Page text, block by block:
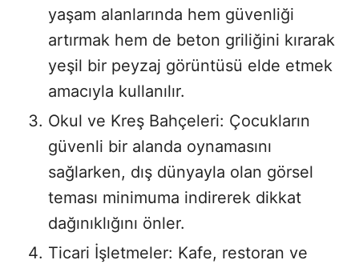
yaşam alanlarında hem güvenliği
artırmak hem de beton griliğini kırarak
yeşil bir peyzaj görüntüsü elde etmek
amacıyla kullanılır.
Okul ve Kreş Bahçeleri: Çocukların
güvenli bir alanda oynamasını
sağlarken, dış dünyayla olan görsel
teması minimuma indirerek dikkat
dağınıklığını önler.
Ticari İşletmeler: Kafe, restoran ve